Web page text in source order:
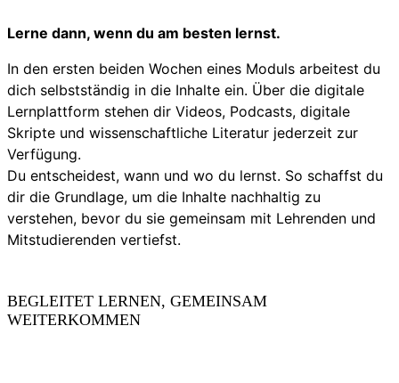
Lerne dann, wenn du am besten lernst.
In den ersten beiden Wochen eines Moduls arbeitest du
dich selbstständig in die Inhalte ein. Über die digitale
Lernplattform stehen dir Videos, Podcasts, digitale
Skripte und wissenschaftliche Literatur jederzeit zur
Verfügung.
Du entscheidest, wann und wo du lernst. So schaffst du
dir die Grundlage, um die Inhalte nachhaltig zu
verstehen, bevor du sie gemeinsam mit Lehrenden und
Mitstudierenden vertiefst.
BEGLEITET LERNEN, GEMEINSAM
WEITERKOMMEN